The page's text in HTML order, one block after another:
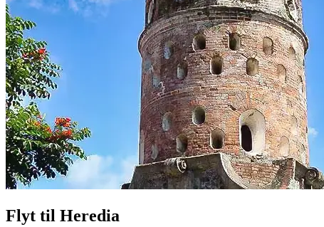
Flyt til Heredia